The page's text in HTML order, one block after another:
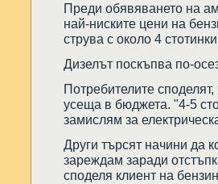
Преди обявяването на
най-ниските цени на
струва с около 4
Дизелът поскъпва по-
Потребителите
усеща в бюджета. "4-5
замислям за
Други търсят начини да
зареждам заради
споделя клиент на